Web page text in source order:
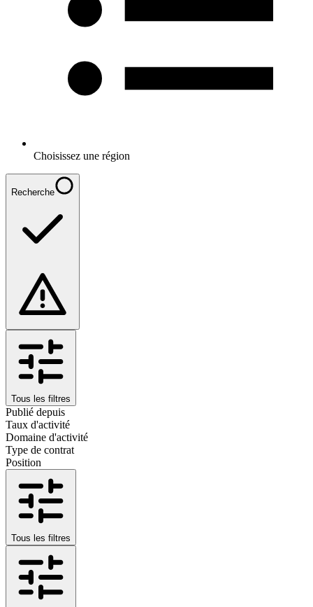
Choisissez une région
Recherche
Tous les filtres
Publié depuis
Taux d'activité
Domaine d'activité
Type de contrat
Position
Tous les filtres